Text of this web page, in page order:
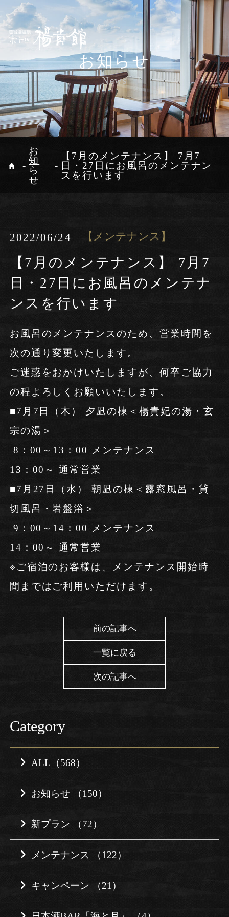
ホーム 継往開来 温泉
客室
油谷湾リゾー
トAMANA
館内施設 観光案内
宿泊プラン一覧
予約の確認・変更
0837-33-3333
お知らせ
News
お
知
ら
せ
【7月のメンテナンス】 7月7
日・27日にお風呂のメンテナン
スを行います
2022/06/24 【メンテナンス】
【7月のメンテナンス】 7月7
日・27日にお風呂のメンテナ
ンスを行います
お風呂のメンテナンスのため、営業時間を
次の通り変更いたします。
ご迷惑をおかけいたしますが、何卒ご協力
の程よろしくお願いいたします。
■7月7日（木） 夕凪の棟＜楊貴妃の湯・玄
宗の湯＞
8：00～13：00 メンテナンス
13：00～ 通常営業
■7月27日（水） 朝凪の棟＜露窓風呂・貸
切風呂・岩盤浴＞
9：00～14：00 メンテナンス
14：00～ 通常営業
※ご宿泊のお客様は、メンテナンス開始時
間まではご利用いただけます。
前の記事へ
一覧に戻る
次の記事へ
Category
ALL（568）
お知らせ （150）
新プラン （72）
メンテナンス （122）
キャンペーン （21）
ご宿泊予約
Reservation
公式サイトが一番お得
最低価格保証
宿泊日
日付未定 人数(1部屋) 部屋数
お電話でのご予約・お問い合わせ
Tel. 0837-32-1234
宿泊プラン一覧
予約の確認・変更